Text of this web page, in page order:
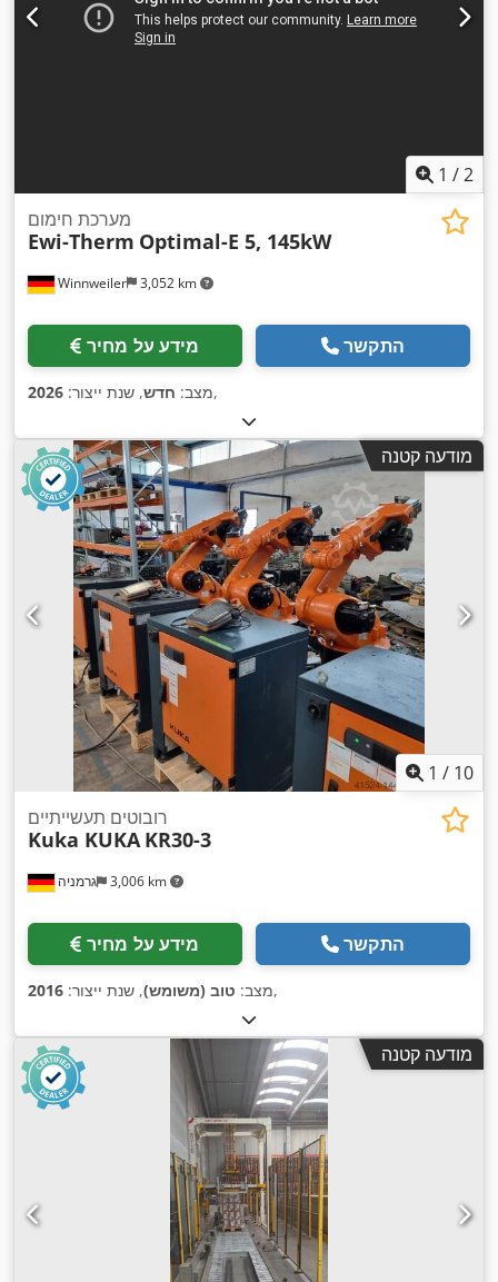
1 /2
Winnweiler 3,052 km
מערכת חימום
Ewi-Therm Optimal-E 5, 145kW
מידע על מחיר התקשר
מצב: חדש, שנת ייצור: 2026 ,
מודעה קטנה
1 / 10
גרמניה 3,006 km
רובוטים תעשייתיים
Kuka KUKA KR30-3
מידע על מחיר התקשר
מצב: טוב (משומש), שנת ייצור: 2016 ,
מודעה קטנה